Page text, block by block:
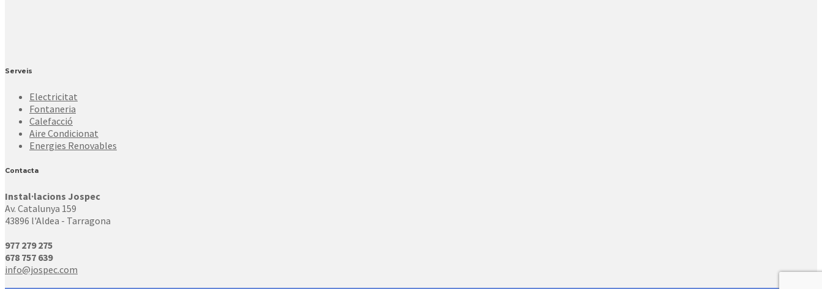
Serveis
Electricitat
Fontaneria
Calefacció
Aire Condicionat
Energies Renovables
Contacta
Instal·lacions Jospec
Av. Catalunya 159
43896 l'Aldea - Tarragona
977 279 275
678 757 639
info@jospec.com